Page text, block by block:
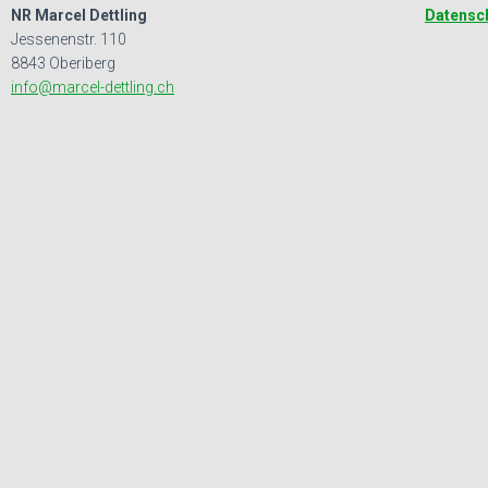
NR Marcel Dettling
Jessenenstr. 110
8843 Oberiberg
info@marcel-dettling.ch